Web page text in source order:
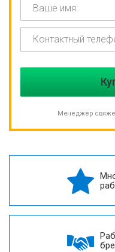
Ваше имя
Контактный телефон
Менеджер